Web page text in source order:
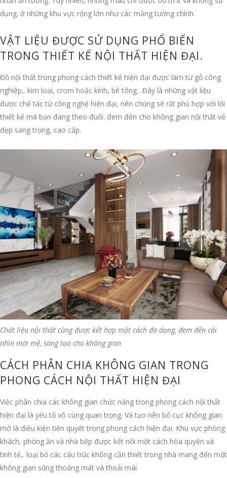
dụng. ở những khu vực rộng lớn như các mảng tường chính.
VẬT LIỆU ĐƯỢC SỬ DỤNG PHỔ BIẾN
TRONG THIẾT KẾ NỘI THẤT HIỆN ĐẠI.
Đồ nội thất trong phong cách thiết kế hiện đại được làm từ gỗ công
nghiệp,. kim loại, crom hoặc kính, bê tông…Đây là những vật liệu
được chế tác từ công nghệ hiện đại, nên chúng sẽ rất phù hợp với lối
thiết kế mà bạn đang theo đuổi. đem đến cho không gian nội thất vẻ
đẹp sang trọng, cao cấp.
Chất liệu nội thất cũng được kết hợp một cách đa dạng, đem đến cái
nhìn mới mẻ, sáng tạo cho không gian
CÁCH PHÂN CHIA KHÔNG GIAN TRONG
PHONG CÁCH NỘI THẤT HIỆN ĐẠI
Việc phân chia các không gian chức năng trong phong cách nội thất
hiện đại là yếu tố vô cùng quan trọng. Và tạo nên bố cục không gian
mở là điều kiện tiên quyết trong phong cách hiện đại. Khu vực phòng
khách, phòng ăn và nhà bếp được kết nối một cách hòa quyện và
tinh tế,. loại bỏ các cấu trúc không cần thiết trong nhà mang đến một
không gian sống thoáng mát và thoải mái.